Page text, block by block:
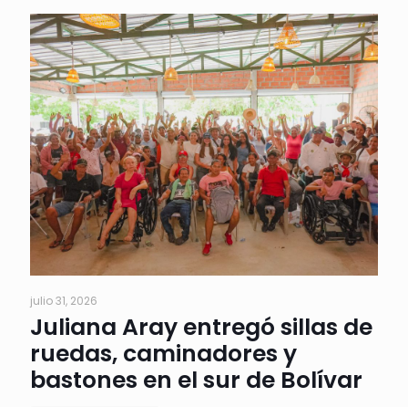
julio 31, 2026
Juliana Aray entregó sillas de
ruedas, caminadores y
bastones en el sur de Bolívar